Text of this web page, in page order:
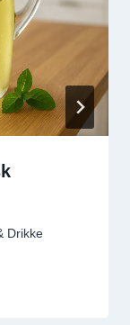
Drikke